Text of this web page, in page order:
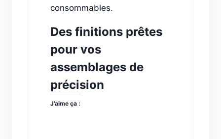
consommables.
Des finitions prêtes
pour vos
assemblages de
précision
J’aime ça :